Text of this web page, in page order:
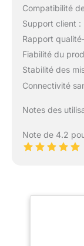
Compatibilité
Support client :
Rapport
Fiabilité du
Stabilité des
Connectivité
Notes des
Note de 4.2